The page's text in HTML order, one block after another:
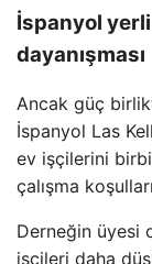
İspanyol
dayanışması
Ancak güç
İspanyol Las
ev işçilerini
çalışma
Derneğin üyesi
işçileri daha